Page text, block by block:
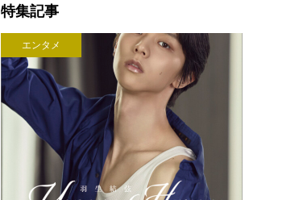
特集記事
エンタメ